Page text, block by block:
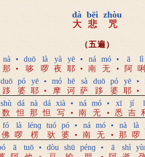
dà
大
bēi
悲
zhòu
咒
（五遍）
nà
那
•
•
duō
哆
là
啰
yà
夜
yē
耶
•
•
ná
南
mó
无
•
•
ā
阿
lì
唎
duō
跢
pó
婆
yē
耶
•
•
mó
摩
hē
诃
sà
萨
duō
跢
pó
婆
yē
耶
•
•
shù
数
dá
怛
nà
那
dá
怛
xià
写
•
•
ná
南
mó
无
•
•
xī
悉
jí
吉
fó
佛
là
啰
lénɡ
楞
tuó
驮
pó
婆
•
•
ná
南
mó
无
•
•
nà
那
là
啰
ā
tuō
•
dòu
shū
pénɡ
•
ā
shì